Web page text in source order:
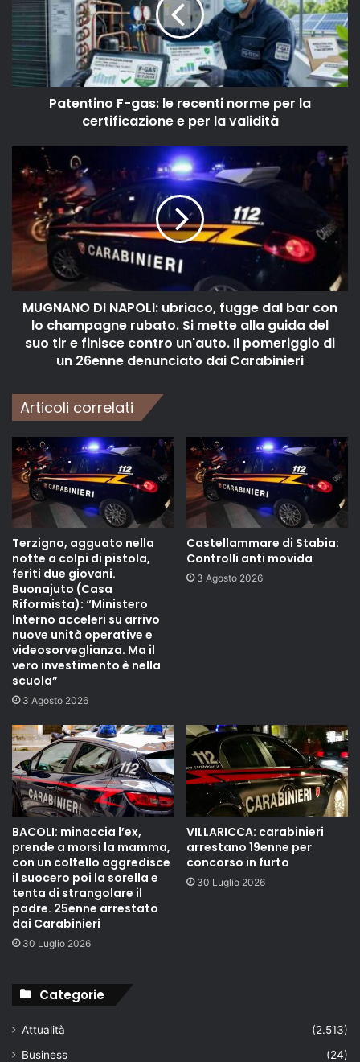
Patentino F-gas: le recenti norme per la
certificazione e per la validità
MUGNANO DI NAPOLI: ubriaco, fugge dal bar con
lo champagne rubato. Si mette alla guida del
suo tir e finisce contro un'auto. Il pomeriggio di
un 26enne denunciato dai Carabinieri
Articoli correlati
Terzigno, agguato nella
notte a colpi di pistola,
feriti due giovani.
Buonajuto (Casa
Riformista): “Ministero
Interno acceleri su arrivo
nuove unità operative e
videosorveglianza. Ma il
vero investimento è nella
scuola”
3 Agosto 2026
Castellammare di Stabia:
Controlli anti movida
3 Agosto 2026
BACOLI: minaccia l’ex,
prende a morsi la mamma,
con un coltello aggredisce
il suocero poi la sorella e
tenta di strangolare il
padre. 25enne arrestato
dai Carabinieri
30 Luglio 2026
VILLARICCA: carabinieri
arrestano 19enne per
concorso in furto
30 Luglio 2026
Categorie
Attualità
(2.513)
Business
(24)